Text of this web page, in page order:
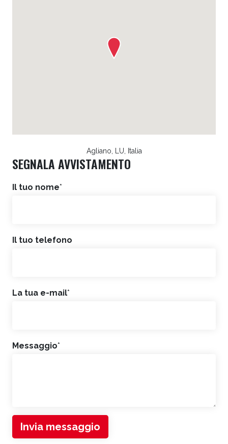
Agliano, LU, Italia
SEGNALA AVVISTAMENTO
Il tuo nome*
Il tuo telefono
La tua e-mail*
Messaggio*
Invia messaggio